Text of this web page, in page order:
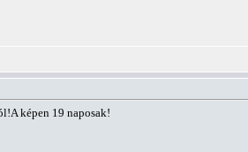
képen 19 naposak!